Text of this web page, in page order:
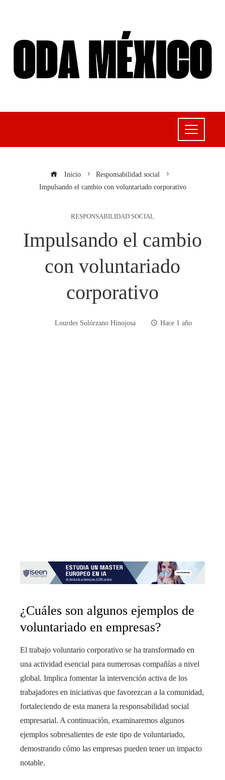
Inicio
Responsabilidad social
Impulsando el cambio con voluntariado corporativo
RESPONSABILIDAD SOCIAL
Impulsando el cambio
con voluntariado
corporativo
Lourdes Solórzano Hinojosa Hace 1 año
¿Cuáles son algunos ejemplos de
voluntariado en empresas?
El trabajo voluntario corporativo se ha transformado en
una actividad esencial para numerosas compañías a nivel
global. Implica fomentar la intervención activa de los
trabajadores en iniciativas que favorezcan a la comunidad,
fortaleciendo de esta manera la responsabilidad social
empresarial. A continuación, examinaremos algunos
ejemplos sobresalientes de este tipo de voluntariado,
demostrando cómo las empresas pueden tener un impacto
notable.